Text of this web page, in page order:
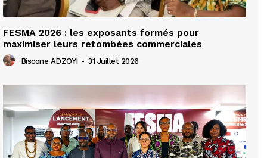
FESMA 2026 : les exposants formés pour
maximiser leurs retombées commerciales
Biscone ADZOYI - 31 Juillet 2026